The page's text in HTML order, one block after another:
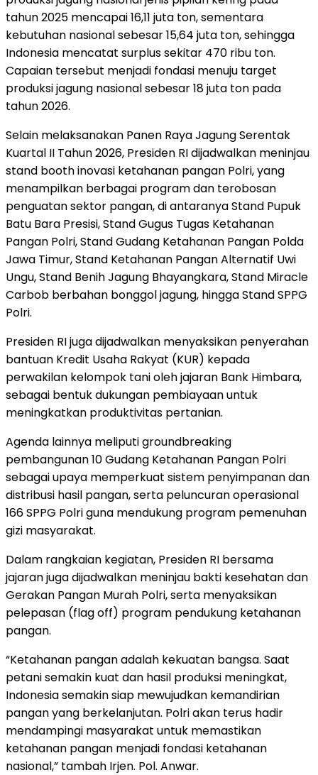
tahun 2025 mencapai 16,11 juta ton, sementara
kebutuhan nasional sebesar 15,64 juta ton, sehingga
Indonesia mencatat surplus sekitar 470 ribu ton.
Capaian tersebut menjadi fondasi menuju target
produksi jagung nasional sebesar 18 juta ton pada
tahun 2026.
Selain melaksanakan Panen Raya Jagung Serentak
Kuartal II Tahun 2026, Presiden RI dijadwalkan meninjau
stand booth inovasi ketahanan pangan Polri, yang
menampilkan berbagai program dan terobosan
penguatan sektor pangan, di antaranya Stand Pupuk
Batu Bara Presisi, Stand Gugus Tugas Ketahanan
Pangan Polri, Stand Gudang Ketahanan Pangan Polda
Jawa Timur, Stand Ketahanan Pangan Alternatif Uwi
Ungu, Stand Benih Jagung Bhayangkara, Stand Miracle
Carbob berbahan bonggol jagung, hingga Stand SPPG
Polri.
Presiden RI juga dijadwalkan menyaksikan penyerahan
bantuan Kredit Usaha Rakyat (KUR) kepada
perwakilan kelompok tani oleh jajaran Bank Himbara,
sebagai bentuk dukungan pembiayaan untuk
meningkatkan produktivitas pertanian.
Agenda lainnya meliputi groundbreaking
pembangunan 10 Gudang Ketahanan Pangan Polri
sebagai upaya memperkuat sistem penyimpanan dan
distribusi hasil pangan, serta peluncuran operasional
166 SPPG Polri guna mendukung program pemenuhan
gizi masyarakat.
Dalam rangkaian kegiatan, Presiden RI bersama
jajaran juga dijadwalkan meninjau bakti kesehatan dan
Gerakan Pangan Murah Polri, serta menyaksikan
pelepasan (flag off) program pendukung ketahanan
pangan.
“Ketahanan pangan adalah kekuatan bangsa. Saat
petani semakin kuat dan hasil produksi meningkat,
Indonesia semakin siap mewujudkan kemandirian
pangan yang berkelanjutan. Polri akan terus hadir
mendampingi masyarakat untuk memastikan
ketahanan pangan menjadi fondasi ketahanan
nasional,” tambah Irjen. Pol. Anwar.